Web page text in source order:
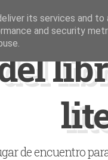
de encuentro
its services and to
and security